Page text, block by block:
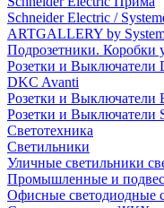
Schneider Electric /
ARTGALLERY by
Подрозетники. Коробки
Розетки и Выключатели
DKC Avanti
Розетки и Выключатели
Розетки и Выключатели
Светотехника
Светильники
Уличные светильники
Промышленные и
Офисные светодиодные